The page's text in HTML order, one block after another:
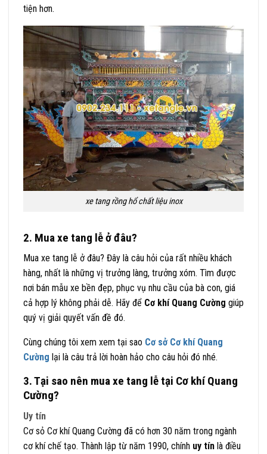
tiện hơn.
xe tang rồng hổ chất liệu inox
2. Mua xe tang lễ ở đâu?
Mua xe tang lễ ở đâu? Đây là câu hỏi của rất nhiều khách
hàng, nhất là những vị trưởng làng, trưởng xóm. Tìm được
nơi bán mẫu xe bền đẹp, phục vụ nhu cầu của bà con, giá
cả hợp lý không phải dễ. Hãy để Cơ khí Quang Cường giúp
quý vị giải quyết vấn đề đó.
Cùng chúng tôi xem xem tại sao Cơ sở Cơ khí Quang
Cường lại là câu trả lời hoàn hảo cho câu hỏi đó nhé.
3. Tại sao nên mua xe tang lễ tại Cơ khí Quang
Cường?
Uy tín
Cơ sỏ Cơ khí Quang Cường đã có hơn 30 năm trong ngành
cơ khí chế tạo. Thành lập từ năm 1990, chính uy tín là điều